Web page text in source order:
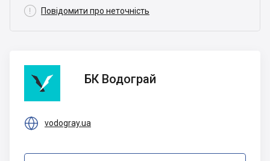
 Повідомити про неточність
Водограй
БК Водограй
 vodogray.ua